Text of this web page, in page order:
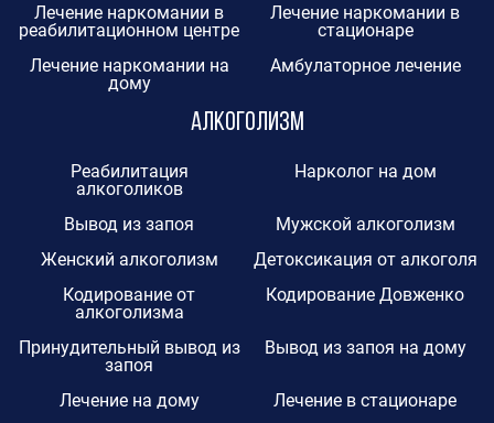
Лечение наркомании в
реабилитационном центре
Лечение наркомании в
стационаре
Лечение наркомании на
дому
Амбулаторное лечение
Алкоголизм
Реабилитация
алкоголиков
Нарколог на дом
Вывод из запоя
Мужской алкоголизм
Женский алкоголизм
Детоксикация от алкоголя
Кодирование от
алкоголизма
Кодирование Довженко
Принудительный вывод из
запоя
Вывод из запоя на дому
Лечение на дому
Лечение в стационаре